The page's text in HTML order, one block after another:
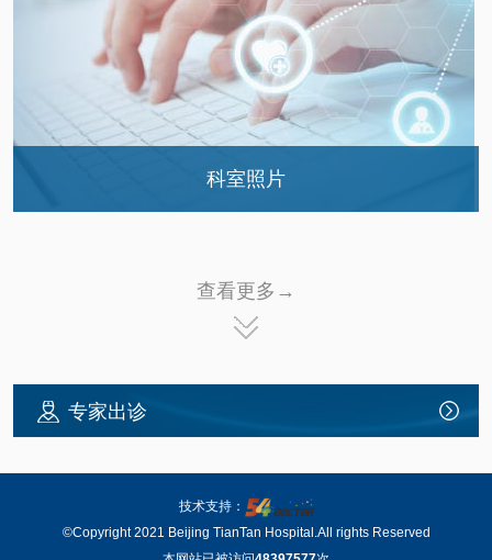
科室照片
查看更多→
专家出诊
技术支持：
©Copyright 2021 Beijing TianTan Hospital.All rights Reserved